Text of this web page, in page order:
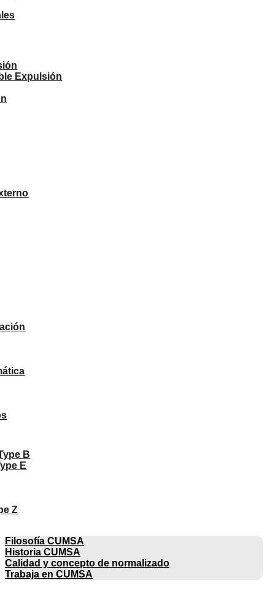
Expulsión
B
E
Z
Filosofía CUMSA
Historia CUMSA
Calidad y concepto de normalizado
Trabaja en CUMSA